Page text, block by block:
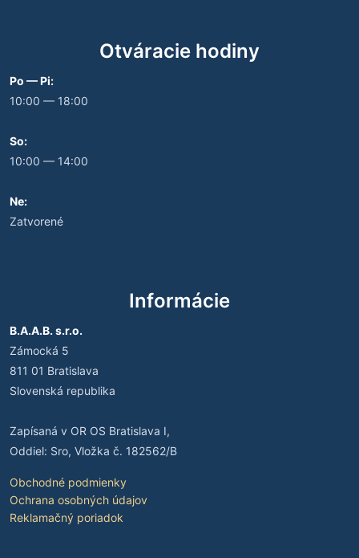
Otváracie hodiny
Po — Pi:
10:00 — 18:00
So:
10:00 — 14:00
Ne:
Zatvorené
Informácie
B.A.A.B. s.r.o.
Zámocká 5
811 01 Bratislava
Slovenská republika
Zapísaná v OR OS Bratislava I,
Oddiel: Sro, Vložka č. 182562/B
Obchodné podmienky
Ochrana osobných údajov
Reklamačný poriadok